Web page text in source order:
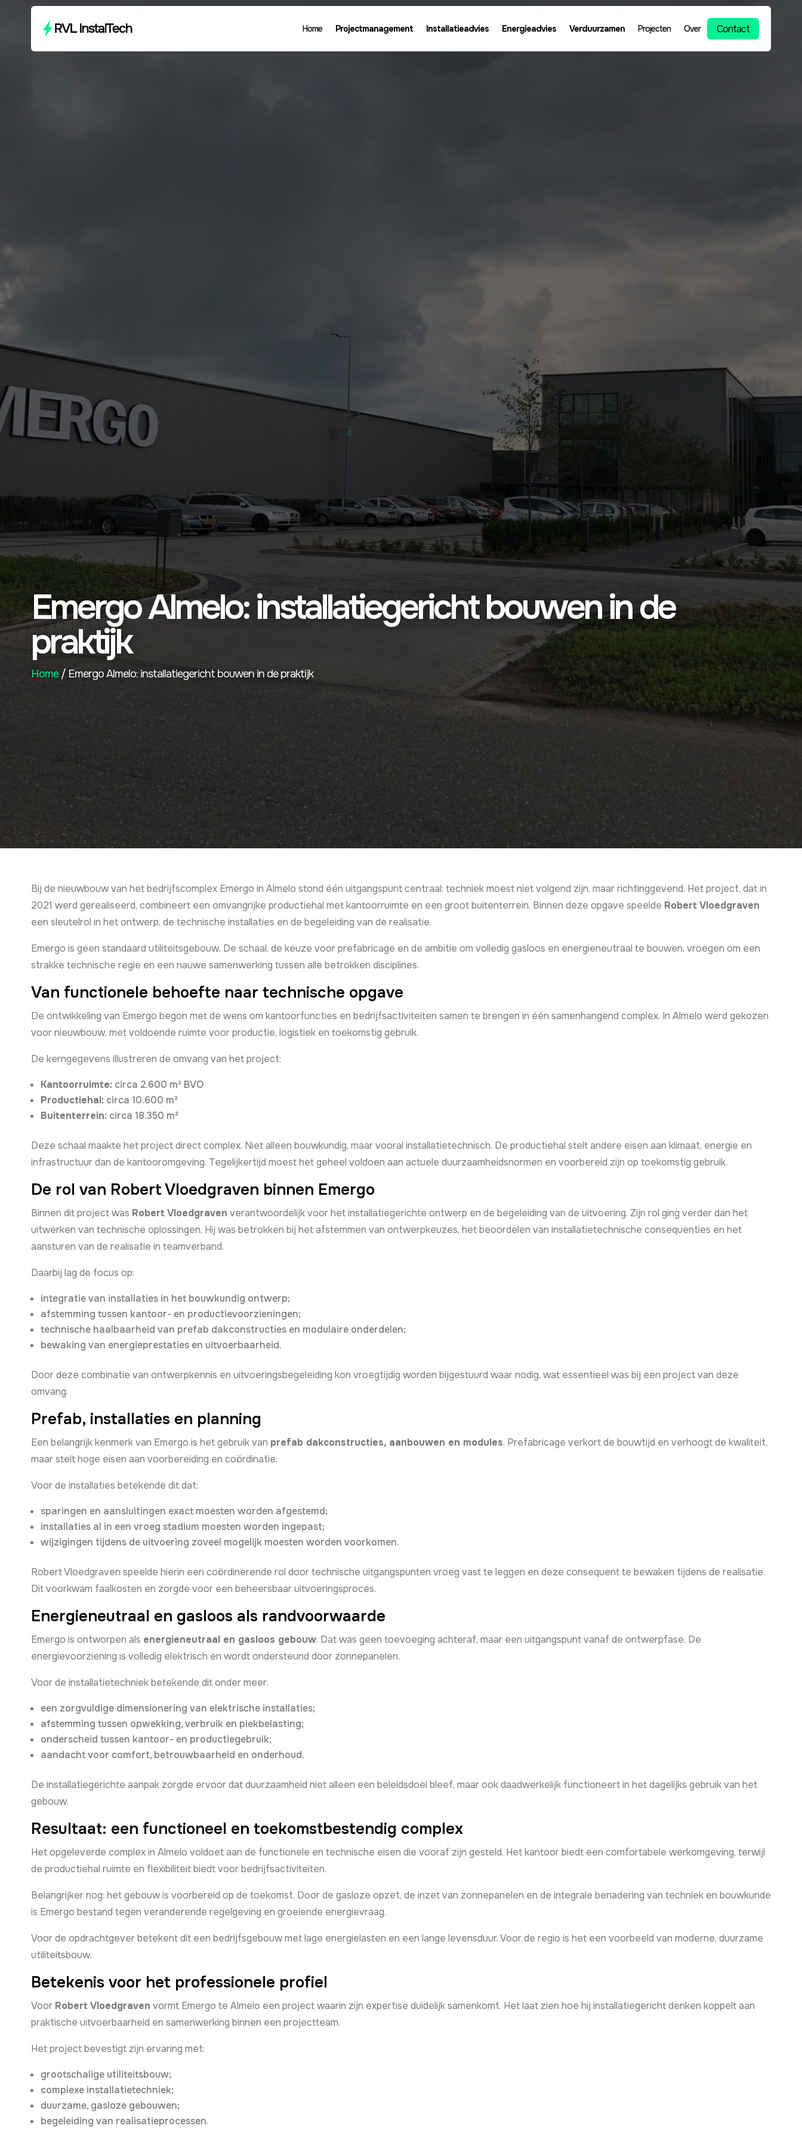
Home Projectmanagement Installatieadvies Energieadvies Verduurzamen Projecten Over Contact
Emergo Almelo: installatiegericht bouwen in de
praktijk
Home/ Emergo Almelo: installatiegericht bouwen in de praktijk
Bij de nieuwbouw van het bedrijfscomplex Emergo in Almelo stond één uitgangspunt centraal: techniek moest niet volgend zijn, maar richtinggevend. Het project, dat in
2021 werd gerealiseerd, combineert een omvangrijke productiehal met kantoorruimte en een groot buitenterrein. Binnen deze opgave speelde Robert Vloedgraven
een sleutelrol in het ontwerp, de technische installaties en de begeleiding van de realisatie.
Emergo is geen standaard utiliteitsgebouw. De schaal, de keuze voor prefabricage en de ambitie om volledig gasloos en energieneutraal te bouwen, vroegen om een
strakke technische regie en een nauwe samenwerking tussen alle betrokken disciplines.
Van functionele behoefte naar technische opgave
De ontwikkeling van Emergo begon met de wens om kantoorfuncties en bedrijfsactiviteiten samen te brengen in één samenhangend complex. In Almelo werd gekozen
voor nieuwbouw, met voldoende ruimte voor productie, logistiek en toekomstig gebruik.
De kerngegevens illustreren de omvang van het project:
Kantoorruimte: circa 2.600 m² BVO
Productiehal: circa 10.600 m²
Buitenterrein: circa 18.350 m²
Deze schaal maakte het project direct complex. Niet alleen bouwkundig, maar vooral installatietechnisch. De productiehal stelt andere eisen aan klimaat, energie en
infrastructuur dan de kantooromgeving. Tegelijkertijd moest het geheel voldoen aan actuele duurzaamheidsnormen en voorbereid zijn op toekomstig gebruik.
De rol van Robert Vloedgraven binnen Emergo
Binnen dit project was Robert Vloedgraven verantwoordelijk voor het installatiegerichte ontwerp en de begeleiding van de uitvoering. Zijn rol ging verder dan het
uitwerken van technische oplossingen. Hij was betrokken bij het afstemmen van ontwerpkeuzes, het beoordelen van installatietechnische consequenties en het
aansturen van de realisatie in teamverband.
Daarbij lag de focus op:
integratie van installaties in het bouwkundig ontwerp;
afstemming tussen kantoor- en productievoorzieningen;
technische haalbaarheid van prefab dakconstructies en modulaire onderdelen;
bewaking van energieprestaties en uitvoerbaarheid.
Door deze combinatie van ontwerpkennis en uitvoeringsbegeleiding kon vroegtijdig worden bijgestuurd waar nodig, wat essentieel was bij een project van deze
omvang.
Prefab, installaties en planning
Een belangrijk kenmerk van Emergo is het gebruik van prefab dakconstructies, aanbouwen en modules. Prefabricage verkort de bouwtijd en verhoogt de kwaliteit,
maar stelt hoge eisen aan voorbereiding en coördinatie.
Voor de installaties betekende dit dat:
sparingen en aansluitingen exact moesten worden afgestemd;
installaties al in een vroeg stadium moesten worden ingepast;
wijzigingen tijdens de uitvoering zoveel mogelijk moesten worden voorkomen.
Robert Vloedgraven speelde hierin een coördinerende rol door technische uitgangspunten vroeg vast te leggen en deze consequent te bewaken tijdens de realisatie.
Dit voorkwam faalkosten en zorgde voor een beheersbaar uitvoeringsproces.
Energieneutraal en gasloos als randvoorwaarde
Emergo is ontworpen als energieneutraal en gasloos gebouw. Dat was geen toevoeging achteraf, maar een uitgangspunt vanaf de ontwerpfase. De
energievoorziening is volledig elektrisch en wordt ondersteund door zonnepanelen.
Voor de installatietechniek betekende dit onder meer:
een zorgvuldige dimensionering van elektrische installaties;
afstemming tussen opwekking, verbruik en piekbelasting;
onderscheid tussen kantoor- en productiegebruik;
aandacht voor comfort, betrouwbaarheid en onderhoud.
De installatiegerichte aanpak zorgde ervoor dat duurzaamheid niet alleen een beleidsdoel bleef, maar ook daadwerkelijk functioneert in het dagelijks gebruik van het
gebouw.
Resultaat: een functioneel en toekomstbestendig complex
Het opgeleverde complex in Almelo voldoet aan de functionele en technische eisen die vooraf zijn gesteld. Het kantoor biedt een comfortabele werkomgeving, terwijl
de productiehal ruimte en flexibiliteit biedt voor bedrijfsactiviteiten.
Belangrijker nog: het gebouw is voorbereid op de toekomst. Door de gasloze opzet, de inzet van zonnepanelen en de integrale benadering van techniek en bouwkunde
is Emergo bestand tegen veranderende regelgeving en groeiende energievraag.
Voor de opdrachtgever betekent dit een bedrijfsgebouw met lage energielasten en een lange levensduur. Voor de regio is het een voorbeeld van moderne, duurzame
utiliteitsbouw.
Betekenis voor het professionele profiel
Voor Robert Vloedgraven vormt Emergo te Almelo een project waarin zijn expertise duidelijk samenkomt. Het laat zien hoe hij installatiegericht denken koppelt aan
praktische uitvoerbaarheid en samenwerking binnen een projectteam.
Het project bevestigt zijn ervaring met:
grootschalige utiliteitsbouw;
complexe installatietechniek;
duurzame, gasloze gebouwen;
begeleiding van realisatieprocessen.